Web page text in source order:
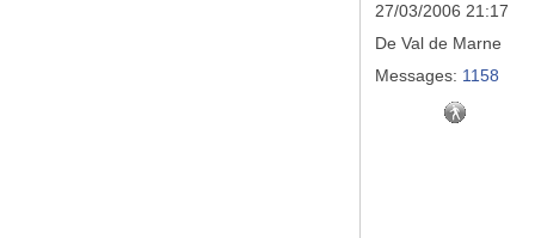
27/03/2006 21:17
De Val de Marne
Messages: 1158